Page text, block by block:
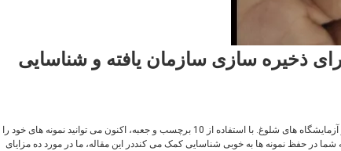
ذخیره سازی سازمان یافته و شناسایی
مدیریت و نگهداری نمونه ها می تواند یک کار چالش برانگیز باشد، به ویژه در آزمایشگاه های شلوغ. با استفاده از 10 برچسب و جعبه، اکنون می توانید نمونه های خود را
شما در حفظ نمونه ها به خوبی شناسایی کمک می کنددر این مقاله، ما در مورد ده مزایای